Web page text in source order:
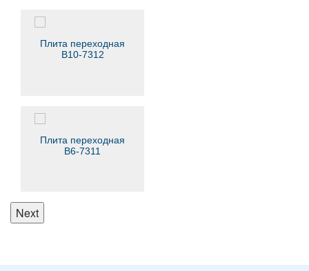
Плита переходная
В10-7312
Плита переходная
В6-7311
Next